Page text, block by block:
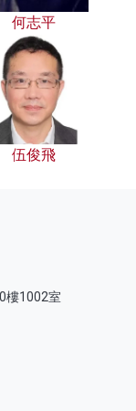
何志平
伍俊飛
樓1002室